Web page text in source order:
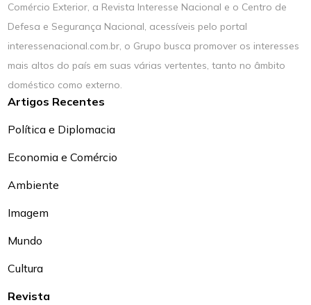
Comércio Exterior, a Revista Interesse Nacional e o Centro de
Defesa e Segurança Nacional, acessíveis pelo portal
interessenacional.com.br, o Grupo busca promover os interesses
mais altos do país em suas várias vertentes, tanto no âmbito
doméstico como externo.
Artigos Recentes
Política e Diplomacia
Economia e Comércio
Ambiente
Imagem
Mundo
Cultura
Revista